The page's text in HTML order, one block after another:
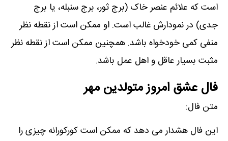
است که علائم عنصر خاک (برج ثور، برج سنبله، یا برج
جدی) در نمودارش غالب است. او ممکن است از نقطه نظر
منفی کمی خودخواه باشد. ھمچنین ممکن است از نقطه نظر
مثبت بسیار عاقل و اھل عمل باشد.
فال عشق امروز متولدین مهر
متن فال:
این فال ھشدار می دھد که ممکن است کورکورانه چیزی را